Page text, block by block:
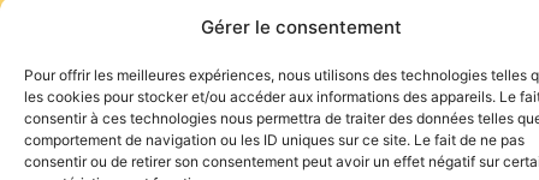
Gérer le consentement
Pour offrir les meilleures expériences, nous utilisons des technologies telles
les cookies pour stocker et/ou accéder aux informations des appareils. Le
consentir à ces technologies nous permettra de traiter des données telles
comportement de navigation ou les ID uniques sur ce site. Le fait de ne pas
consentir ou de retirer son consentement peut avoir un effet négatif sur